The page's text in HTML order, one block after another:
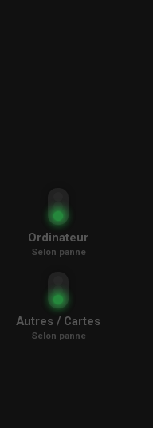
Ordinateur
Selon panne
Autres / Cartes
Selon panne